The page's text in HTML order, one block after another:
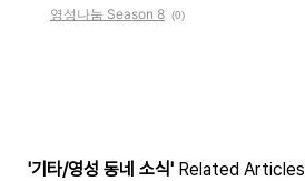
영성나눔 Season 8 (0)
'기타/영성 동네 소식' Related Articles